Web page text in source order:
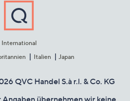
International
Italien Japan
QVC Handel S.à r.l. & Co. KG
übernehmen wir keine